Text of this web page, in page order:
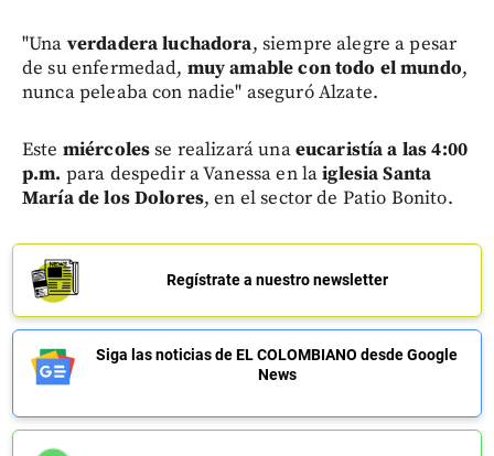
"Una verdadera luchadora, siempre alegre a pesar
de su enfermedad, muy amable con todo el mundo,
nunca peleaba con nadie" aseguró Alzate.
Este miércolesse realizará unaeucaristía a las 4:00
p.m. para despedir a Vanessa en laiglesia Santa
María de los Dolores, en el sector de Patio Bonito.
Regístrate a nuestro newsletter
Siga las noticias de EL COLOMBIANO desde Google
News